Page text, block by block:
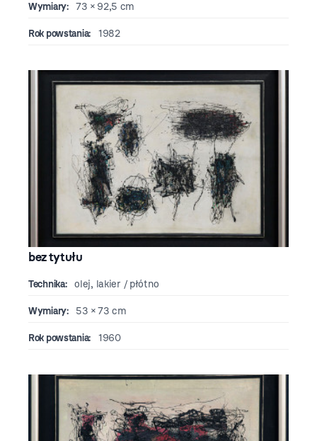
Wymiary: 73 × 92,5 cm
Rok powstania: 1982
bez tytułu
Technika: olej, lakier / płótno
Wymiary: 53 × 73 cm
Rok powstania: 1960